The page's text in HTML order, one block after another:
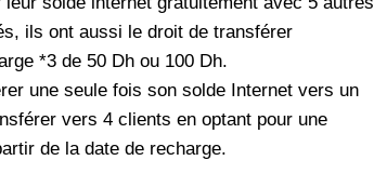
ils ont aussi le droit de transférer
*3 de 50 Dh ou 100 Dh.
une seule fois son solde Internet vers un
vers 4 clients en optant pour une
de la date de recharge.